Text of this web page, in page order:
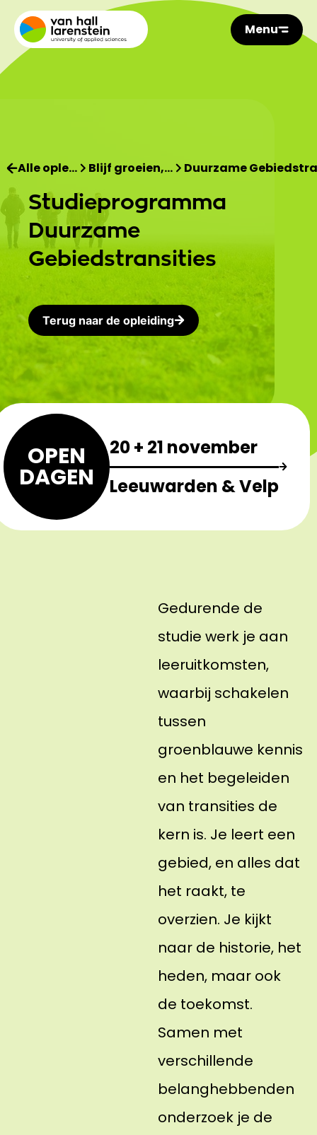
Menu
Alle ople… Blijf groeien,… Duurzame
Studieprogramma
Duurzame
Gebiedstransities
Terug naar de opleiding
OPEN
DAGEN
20 + 21 november
Leeuwarden & Velp
Gedurende de
studie werk je aan
leeruitkomsten,
waarbij schakelen
tussen
groenblauwe kennis
en het begeleiden
van transities de
kern is. Je leert een
gebied, en alles dat
het raakt, te
overzien. Je kijkt
naar de historie, het
heden, maar ook
de toekomst.
Samen met
verschillende
belanghebbenden
onderzoek je de